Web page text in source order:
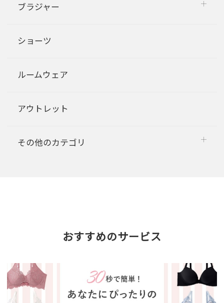
ブラジャー
ショーツ
ルームウェア
アウトレット
その他のカテゴリ
おすすめのサービス